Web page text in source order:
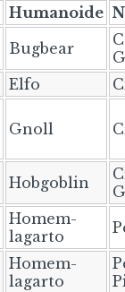
Humanoide
Bugbear
Elfo
Gnoll
Hobgoblin
Homem-
lagarto
Homem-
lagarto